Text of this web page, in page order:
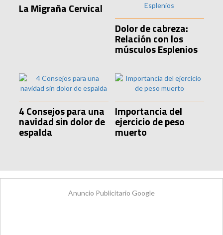
La Migraña Cervical
Dolor de cabreza:
Relación con los
músculos Esplenios
4 Consejos para una
navidad sin dolor de
espalda
Importancia del
ejercicio de peso
muerto
Anuncio Publicitario Google